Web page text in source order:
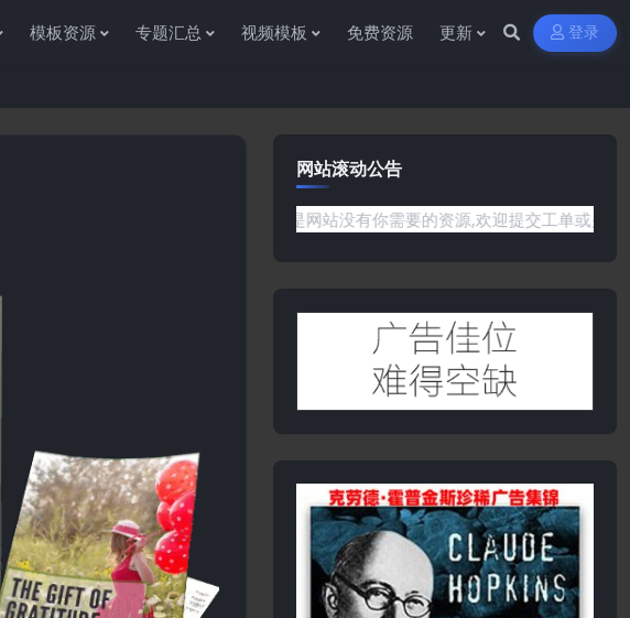
模板资源 专题汇总 视频模板 免费资源 更新 登录
网站滚动公告
资源!如果遇到任何问题或是网站没有你需要的资源,欢迎提交工单或是添加客服微信